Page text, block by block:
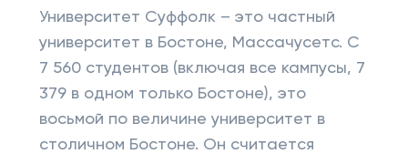
Университет Суффолк – это частный
университет в Бостоне, Массачусетс. С
7 560 студентов (включая все кампусы, 7
379 в одном только Бостоне), это
восьмой по величине университет в
столичном Бостоне. Он считается